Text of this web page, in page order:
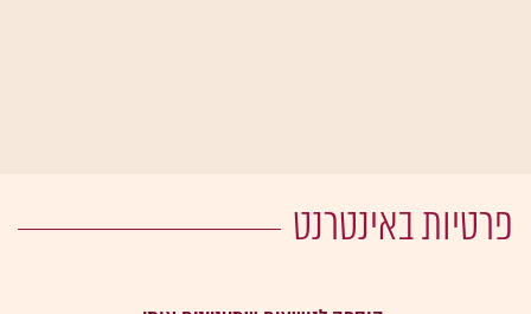
פרטיות באינטרנט